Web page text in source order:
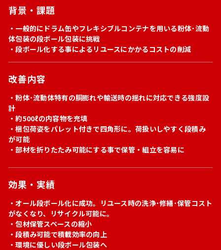
背景・課題
・一般的にドラム缶やフレキシブルコンテナを用いる粉体･流動
体包装の段ボール包装に挑戦
・段ボール化する事によるリユースにかかるコストの削減
改善内容
・粉体･流動体特有の胴膨れや輸送時の揺れに対応できる強度設
計
・約500ℓの内容物を充填
・梱包荷姿をパレット付きで四角形に。荷扱いしやすく段積み
が可能
・部材を折りたたみ可能にする事で保管・組立を容易に
効果・実績
・オール段ボール化に成功。リユース時の洗浄･修繕･保管コスト
がなくなり、リサイクル可能に。
・包材保管スペースの縮小
・段積み可能で積載効率の向上
・環境に優しい段ボール包装へ